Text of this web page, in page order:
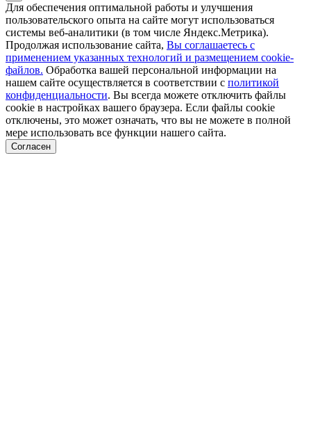
Для обеспечения оптимальной работы и улучшения
пользовательского опыта на сайте могут использоваться
системы веб-аналитики (в том числе Яндекс.Метрика).
Продолжая использование сайта, Вы соглашаетесь с
применением указанных технологий и размещением cookie-
файлов. Обработка вашей персональной информации на
нашем сайте осуществляется в соответствии с политикой
конфиденциальности. Вы всегда можете отключить файлы
cookie в настройках вашего браузера. Если файлы cookie
отключены, это может означать, что вы не можете в полной
мере использовать все функции нашего сайта.
Согласен